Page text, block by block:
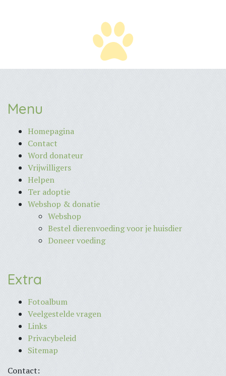
Menu
Homepagina
Contact
Word donateur
Vrijwilligers
Helpen
Ter adoptie
Webshop & donatie
Webshop
Bestel dierenvoeding voor je huisdier
Doneer voeding
Extra
Fotoalbum
Veelgestelde vragen
Links
Privacybeleid
Sitemap
Contact: